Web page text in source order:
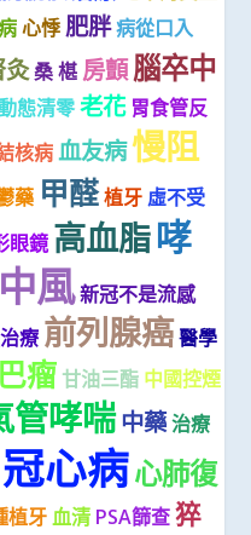
心悸 肥胖病從口入
灸桑 椹 房顫腦卒中
態清零 老花 胃食管反
核病 血友病慢阻
藥 甲醛植牙 虛不受
眼鏡 高血脂哮
中風新冠不是流感
療 前列腺癌醫學
瘤 甘油三酯 中國控煙
管哮喘中藥 治療
冠心病心肺復
植牙 血清 PSA篩查 猝